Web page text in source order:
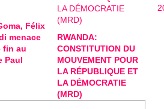
Félix
menace
fin au
Paul
RWANDA:
CONSTITUTION DU
MOUVEMENT POUR
LA RÉPUBLIQUE ET
LA DÉMOCRATIE
(MRD)